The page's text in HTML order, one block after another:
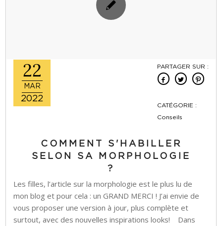
22
MAR
2022
PARTAGER SUR :
CATÉGORIE :
Conseils
COMMENT S'HABILLER
SELON SA MORPHOLOGIE
?
Les filles, l’article sur la morphologie est le plus lu de
mon blog et pour cela : un GRAND MERCI ! J’ai envie de
vous proposer une version à jour, plus complète et
surtout, avec des nouvelles inspirations looks! Dans